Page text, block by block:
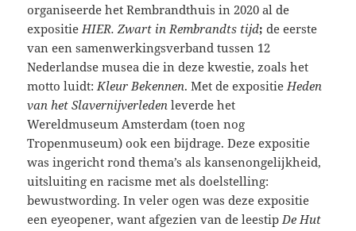
organiseerde het Rembrandthuis in 2020 al de
expositie HIER. Zwart in Rembrandts tijd;de eerste
van een samenwerkingsverband tussen 12
Nederlandse musea die in deze kwestie, zoals het
motto luidt: Kleur Bekennen. Met de expositie Heden
van het Slavernijverleden leverde het
Wereldmuseum Amsterdam (toen nog
Tropenmuseum) ook een bijdrage. Deze expositie
was ingericht rond thema’s als kansenongelijkheid,
uitsluiting en racisme met als doelstelling:
bewustwording. In veler ogen was deze expositie
een eyeopener, want afgezien van de leestip De Hut